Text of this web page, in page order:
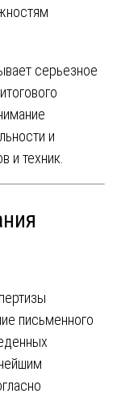
серьезное
и
и техник.
письменного